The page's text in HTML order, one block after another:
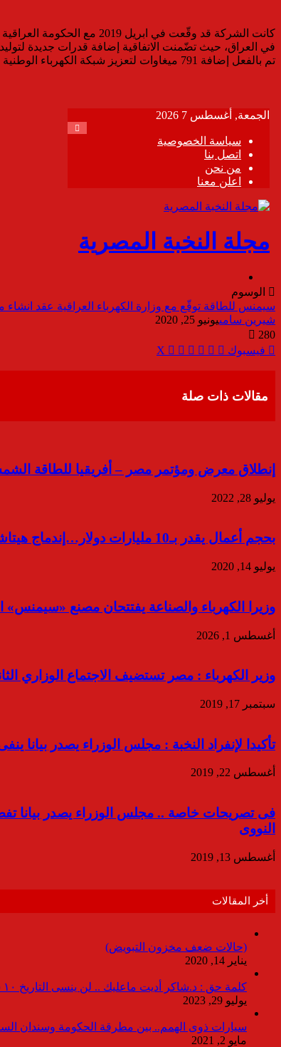
كانت الشركة قد وقّعت في
في العراق، حيث تضّمنت الاتفاقية إضافة قدرات جديدة
تم بالفعل إضافة 791 ميغاوات لتعزيز شبكة الكهرباء الوطنية منذ هذا التاريخ.
الوسوم
سيمنس للطاقة توقّع مع وزارة الكهرباء العراقية عقد انشاء محطة
شيرين سامىيونيو 25, 2020
280
فيسبوك
‫X
واتساب
تيلقرامڤايبر
مشاركة
مقالات ذات صلة
إنطلاق معرض ومؤتمر مصر – أفريقيا للطاقة الشمسية
يوليو 28, 2022
بحجم أعمال يقدر بـ10 مليارات دولار…إندماج هيتاشي وإيه بي بي يعد بتحويل مصر إلى مركزاً لتصدير الطاقة للقارة الأفريقية
يوليو 14, 2020
وزيرا الكهرباء والصناعة يفتتحان مصنع «سيمنس»
أغسطس 1, 2026
وزير الكهرباء : مصر تستضيف الاجتماع الوزاري
سبتمبر 17, 2019
تأكيدا لإنفراد النخبة : مجلس الوزراء يصدر بيانا
أغسطس 22, 2019
فى تصريحات خاصة .. مجلس الوزراء يصدر بيانا
النووى
أغسطس 13, 2019
أخر المقالات
(حالات ضعف مخزون التبويض)
يناير 14, 2020
كلمة حق : د.شاكر أديت ماعليك .. لن ينسى التاريخ ١٠ سنوات بدون انقطاعات
يوليو 29, 2023
سيارات ذوى الهمم.. بين مطرقة الحكومة وسندان
مايو 2, 2021